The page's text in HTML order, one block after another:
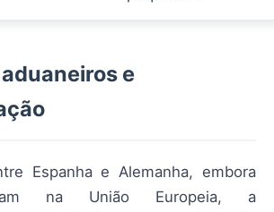
e
Espanha e Alemanha, embora
na União Europeia, a